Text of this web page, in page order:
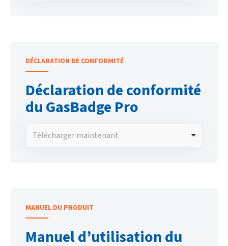
DÉCLARATION DE CONFORMITÉ
Déclaration de conformité
du GasBadge Pro
Télécharger maintenant
MANUEL DU PRODUIT
Manuel d’utilisation du